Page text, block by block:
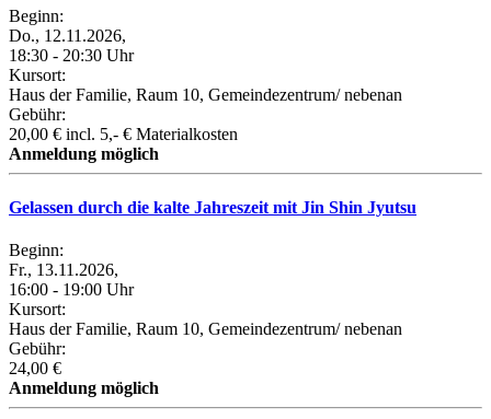
Beginn:
Do., 12.11.2026,
18:30 - 20:30 Uhr
Kursort:
Haus der Familie, Raum 10, Gemeindezentrum/ nebenan
Gebühr:
20,00 € incl. 5,- € Materialkosten
Anmeldung möglich
Gelassen durch die kalte Jahreszeit mit Jin Shin Jyutsu
Beginn:
Fr., 13.11.2026,
16:00 - 19:00 Uhr
Kursort:
Haus der Familie, Raum 10, Gemeindezentrum/ nebenan
Gebühr:
24,00 €
Anmeldung möglich